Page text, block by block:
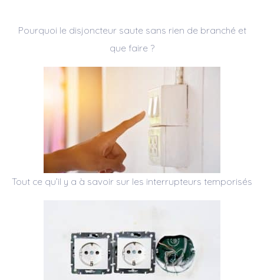
Pourquoi le disjoncteur saute sans rien de branché et
que faire ?
Tout ce qu’il y a à savoir sur les interrupteurs temporisés